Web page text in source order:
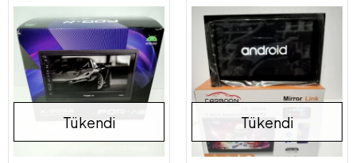
Tükendi Tükendi